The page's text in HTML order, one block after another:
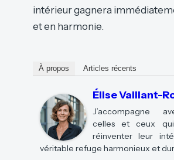
intérieur gagnera
et en harmonie.
À propos Articles récents
Élise Vaillant-
J’accompagne
celles et ceux
réinventer leur
véritable refuge harmonieux et